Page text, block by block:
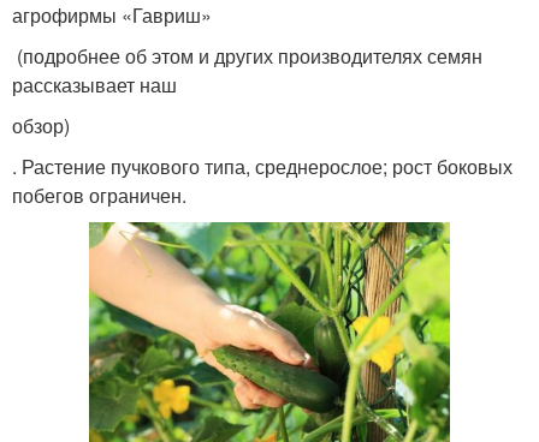
агрофирмы «Гавриш»
(подробнее об этом и других производителях семян
рассказывает наш
обзор)
. Растение пучкового типа, среднерослое; рост боковых
побегов ограничен.